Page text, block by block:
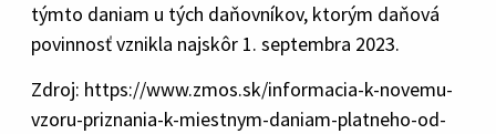
týmto daniam u tých daňovníkov, ktorým daňová
povinnosť vznikla najskôr 1. septembra 2023.
Zdroj: https://www.zmos.sk/informacia-k-novemu-
vzoru-priznania-k-miestnym-daniam-platneho-od-